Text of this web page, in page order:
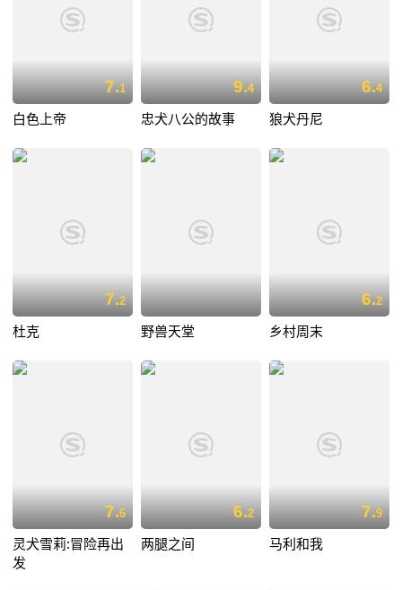
7.1
白色上帝
9.4
忠犬八公的故事
6.4
狼犬丹尼
7.2
杜克 野兽天堂
6.2
乡村周末
7.6
灵犬雪莉:冒险再出
发
6.2
两腿之间
7.9
马利和我